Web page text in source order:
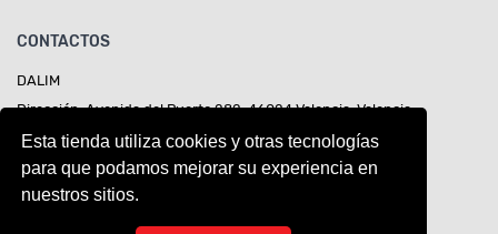
Esta tienda utiliza cookies y otras tecnologías
para que podamos mejorar su experiencia en
nuestros sitios.
CONTACTOS
DALIM
Dirección: Avenida del Puerto 282, 46024 Valencia, Valencia
Teléfono:642959304
Móvil: 642959304
Email:contacto@dalim.es